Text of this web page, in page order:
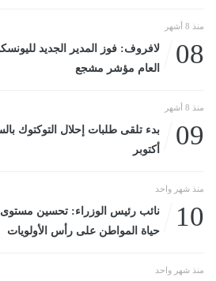
منذ 8 أشهر
08
لافروف: فوز المدير الجديد
العام مؤشر مشجع
منذ 8 أشهر
09
أكتوبر
منذ شهر واحد
10
نائب رئيس الوزراء: تحسين مستوى
حياة المواطن على رأس الأولويات
منذ شهر واحد